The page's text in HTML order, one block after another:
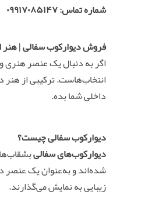
شماره تماس: ۰۹۹۱۷۰۸۵۱۴۷
فروش دیوارکوب سفالی | هنر
اگر به دنبال یک عنصر هنری
انتخاب‌هاست. ترکیبی از
داخلی شما بده.
دیوارکوب سفالی چیست؟
دیوارکوب‌های سفالی
شده‌اند و به‌عنوان یک عنصر
زیبایی به نمایش می‌گذارند.